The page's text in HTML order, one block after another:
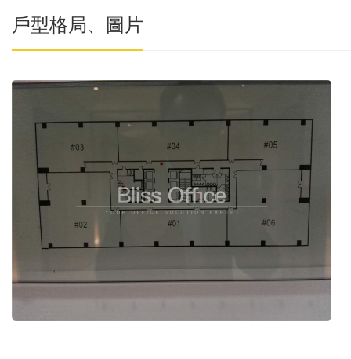
戶型格局、圖片